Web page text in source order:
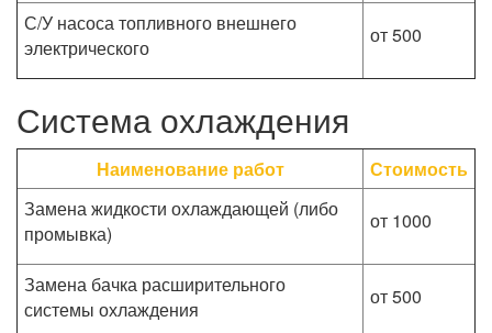
С/У насоса топливного внешнего
электрического
от 500
Система охлаждения
Наименование работ
Стоимость
Замена жидкости охлаждающей (либо
промывка)
от 1000
Замена бачка расширительного
системы охлаждения
от 500